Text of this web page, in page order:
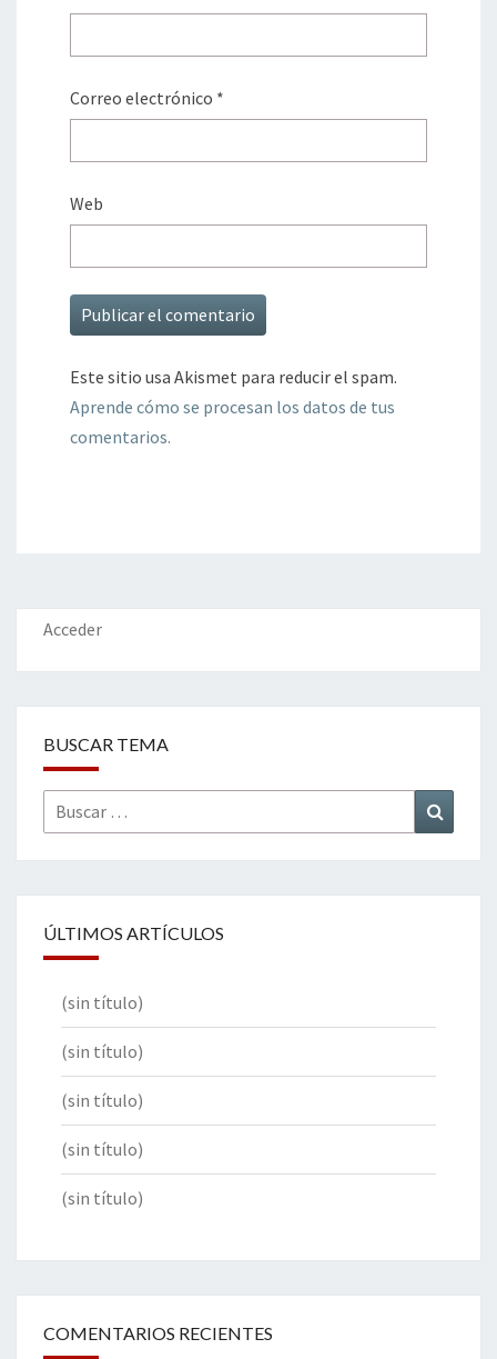
Correo electrónico *
Web
Este sitio usa Akismet para reducir el spam.
Aprende cómo se procesan los datos de tus
comentarios.
Acceder
BUSCAR TEMA
Buscar
por:
ÚLTIMOS ARTÍCULOS
(sin título)
(sin título)
(sin título)
(sin título)
(sin título)
COMENTARIOS RECIENTES